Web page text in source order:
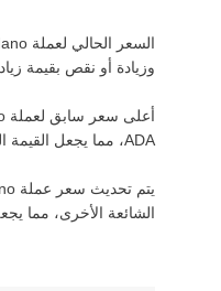
السعر الحالي لعملة ‏
وزيادة أو نقص بقيمة ‏
أعلى سعر سابق لعملة ‏
ADA‏، مما يجعل القيمة
يتم تحديث سعر عملة ‏
الشائعة الأخرى، مما